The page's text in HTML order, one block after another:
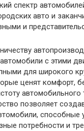
спектр
авто и
и
с этими
для широкого
ценят комфорт,
автомобильного
позволяет
способные
потребности и